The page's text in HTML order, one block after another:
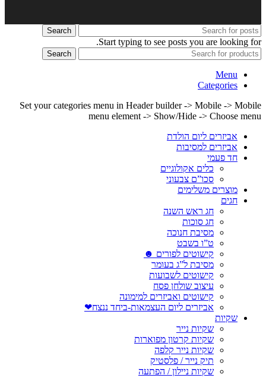
Search
Start typing to see posts you are looking for.
Search
Menu
Categories
Set your categories menu in Header builder -> Mobile -> Mobile
menu element -> Show/Hide -> Choose menu
אביזרים ליום הולדת
אביזרים למסיבות
חד פעמי
כלים אקולוגיים
סכו”ם צבעוני
מוצרים משלימים
חגים
חג ראש השנה
חג סוכות
מסיבת חנוכה
ט”ו בשבט
קישוטים לפורים ☻
מסיבת ל”ג בעומר
קישוטים לשבועות
עיצוב שולחן פסח
קישוטים ואביזרים למימונה
אביזרים ליום העצמאות-ביחד ננצח❤
שקיות
שקיות נייר
שקיות קרטון מפוארות
שקיות נייר קלפה
תיק נייר / פלסטיק
שקיות ניילון / הפתעה